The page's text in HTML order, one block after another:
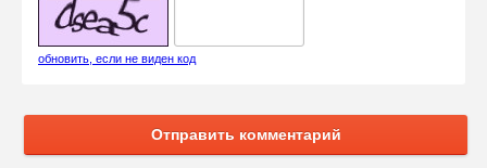
обновить, если не виден код
Отправить комментарий